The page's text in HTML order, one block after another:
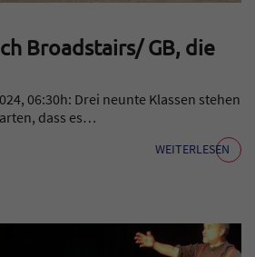
Broadstairs/ GB, die
06:30h: Drei neunte Klassen stehen
dass es…
WEITERLESEN